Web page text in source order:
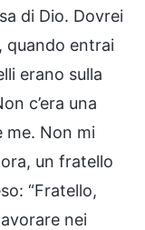
di Dio. Dovrei
quando entrai
erano sulla
c’era una
me. Non mi
un fratello
“Fratello,
nei